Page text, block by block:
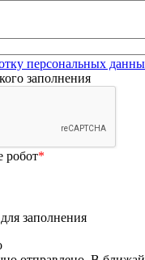
персональных
заполнения
робот*
заполнения